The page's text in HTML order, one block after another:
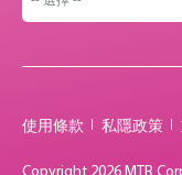
使用條款 私隱政策
Copyright 2026 MTR